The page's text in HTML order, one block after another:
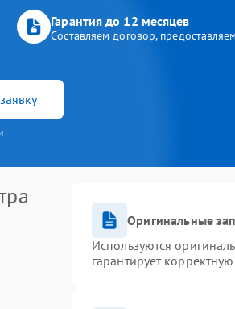
Гарантия до 12 месяцев
Составляем договор,
Оригинальные
Используются
гарантирует